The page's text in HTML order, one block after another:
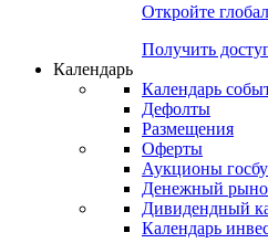
Откройте
Получить
Календарь
Календарь
Дефолты
Размещения
Оферты
Аукционы
Денежный
Дивидендный
Календарь